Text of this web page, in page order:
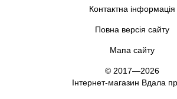
Контактна інформація
Повна версія сайту
Мапа сайту
© 2017—2026
Інтернет-магазин Вдала